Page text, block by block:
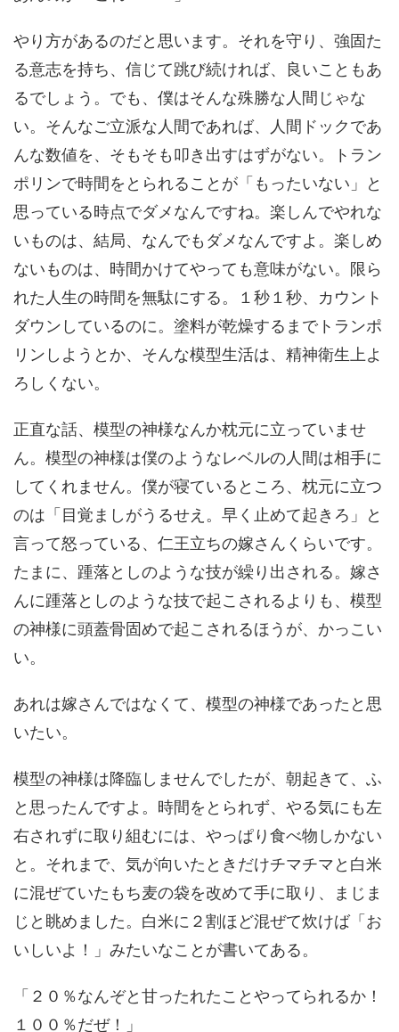
やり方があるのだと思います。それを守り、強固た
る意志を持ち、信じて跳び続ければ、良いこともあ
るでしょう。でも、僕はそんな殊勝な人間じゃな
い。そんなご立派な人間であれば、人間ドックであ
んな数値を、そもそも叩き出すはずがない。トラン
ポリンで時間をとられることが「もったいない」と
思っている時点でダメなんですね。楽しんでやれな
いものは、結局、なんでもダメなんですよ。楽しめ
ないものは、時間かけてやっても意味がない。限ら
れた人生の時間を無駄にする。１秒１秒、カウント
ダウンしているのに。塗料が乾燥するまでトランポ
リンしようとか、そんな模型生活は、精神衛生上よ
ろしくない。
正直な話、模型の神様なんか枕元に立っていませ
ん。模型の神様は僕のようなレベルの人間は相手に
してくれません。僕が寝ているところ、枕元に立つ
のは「目覚ましがうるせえ。早く止めて起きろ」と
言って怒っている、仁王立ちの嫁さんくらいです。
たまに、踵落としのような技が繰り出される。嫁さ
んに踵落としのような技で起こされるよりも、模型
の神様に頭蓋骨固めで起こされるほうが、かっこい
い。
あれは嫁さんではなくて、模型の神様であったと思
いたい。
模型の神様は降臨しませんでしたが、朝起きて、ふ
と思ったんですよ。時間をとられず、やる気にも左
右されずに取り組むには、やっぱり食べ物しかない
と。それまで、気が向いたときだけチマチマと白米
に混ぜていたもち麦の袋を改めて手に取り、まじま
じと眺めました。白米に２割ほど混ぜて炊けば「お
いしいよ！」みたいなことが書いてある。
「２０％なんぞと甘ったれたことやってられるか！
１００％だぜ！」